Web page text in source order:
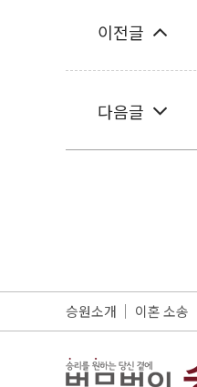
이전글
다음글
승원소개 이혼 소송